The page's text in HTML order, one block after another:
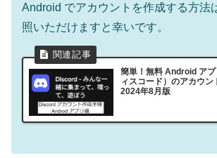
Android でアカウントを作成する方法
照いただけますと幸いです。
簡単！無料 Android ア
ィスコード）のアカウ
2024年8月版